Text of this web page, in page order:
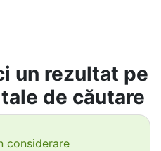
un rezultat pe
de căutare
considerare